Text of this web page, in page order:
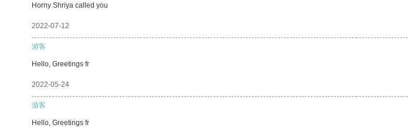
Horny Shriya called you
2022-07-12
游客
Hello, Greetings fr
2022-05-24
游客
Hello, Greetings fr